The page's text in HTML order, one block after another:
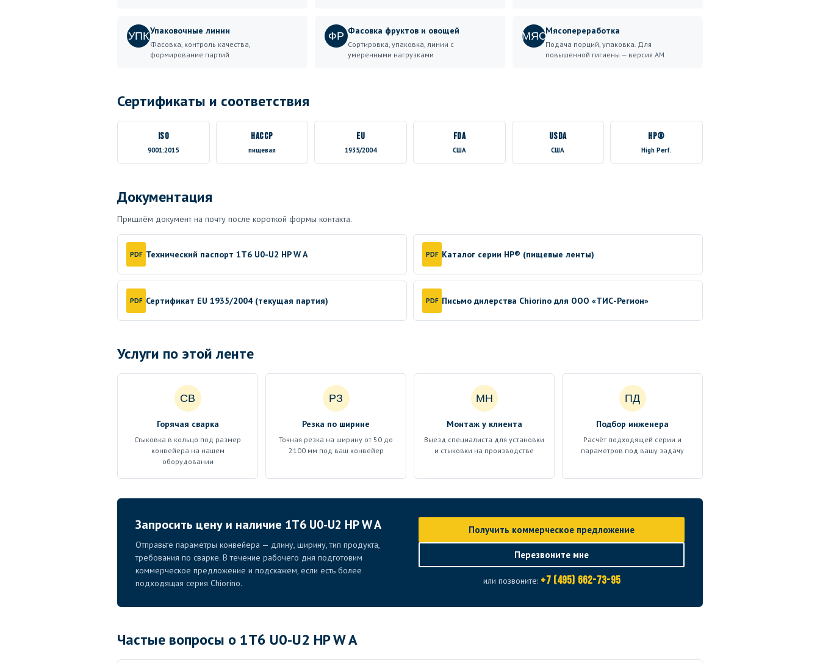
УПКУпаковочные линии
Фасовка, контроль качества,
формирование партий
ФР Фасовка фруктов и овощей
Сортировка, упаковка, линии с
умеренными нагрузками
МЯСМясопереработка
Подача порций, упаковка. Для
повышенной гигиены — версия AM
Сертификаты и соответствия
ISO
9001:2015
HACCP
пищевая
EU
1935/2004
FDA
США
USDA
США
HP®
High Perf.
Документация
Пришлём документ на почту после короткой формы контакта.
PDF Технический паспорт 1T6 U0-U2 HP W A PDF Каталог серии HP® (пищевые ленты)
PDF Сертификат EU 1935/2004 (текущая партия) PDF Письмо дилерства Chiorino для ООО «ТИС-Регион»
Услуги по этой ленте
СВ
Горячая сварка
Стыковка в кольцо под размер
конвейера на нашем
оборудовании
РЗ
Резка по ширине
Точная резка на ширину от 50 до
2100 мм под ваш конвейер
МН
Монтаж у клиента
Выезд специалиста для установки
и стыковки на производстве
ПД
Подбор инженера
Расчёт подходящей серии и
параметров под вашу задачу
Запросить цену и наличие 1T6 U0-U2 HP W A
Отправьте параметры конвейера — длину, ширину, тип продукта,
требования по сварке. В течение рабочего дня подготовим
коммерческое предложение и подскажем, если есть более
подходящая серия Chiorino.
Получить коммерческое предложение
Перезвоните мне
или позвоните: +7 (495) 662-73-95
Частые вопросы о 1T6 U0-U2 HP W A